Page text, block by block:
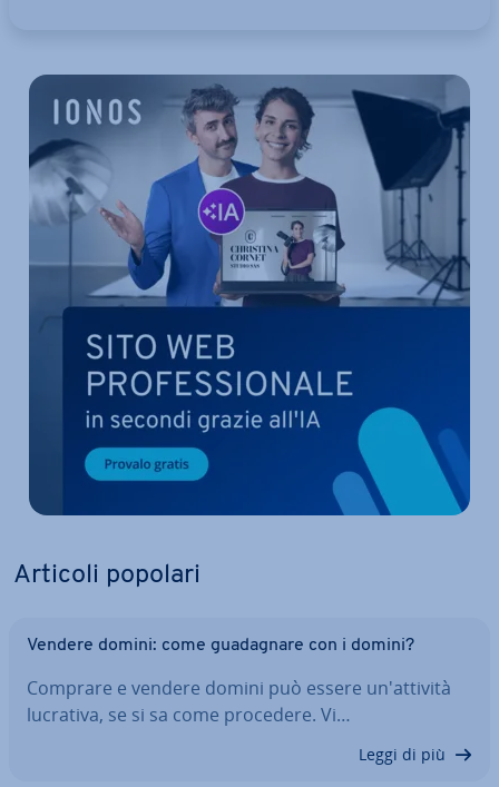
Articoli popolari
Vendere domini: come gua­da­gna­re con i domini?
Comprare e vendere domini può essere un'at­ti­vi­tà
lucrativa, se si sa come procedere. Vi…
Leggi di più